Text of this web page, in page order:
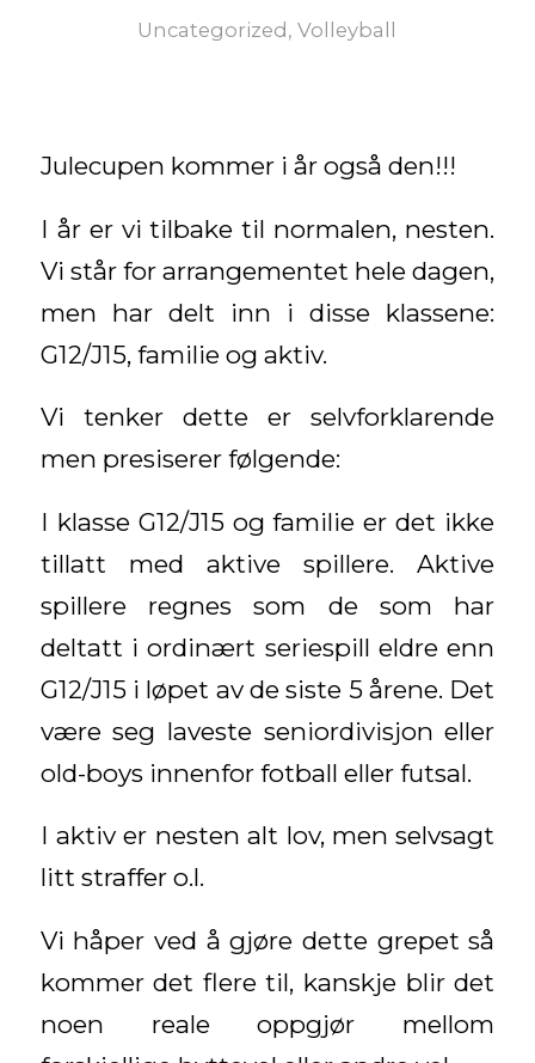
Uncategorized,Volleyball
Julecupen kommer i år også den!!!
I år er vi tilbake til normalen, nesten.
Vi står for arrangementet hele dagen,
men har delt inn i disse klassene:
G12/J15, familie og aktiv.
Vi tenker dette er selvforklarende
men presiserer følgende:
I klasse G12/J15 og familie er det ikke
tillatt med aktive spillere. Aktive
spillere regnes som de som har
deltatt i ordinært seriespill eldre enn
G12/J15 i løpet av de siste 5 årene. Det
være seg laveste seniordivisjon eller
old-boys innenfor fotball eller futsal.
I aktiv er nesten alt lov, men selvsagt
litt straffer o.l.
Vi håper ved å gjøre dette grepet så
kommer det flere til, kanskje blir det
noen reale oppgjør mellom